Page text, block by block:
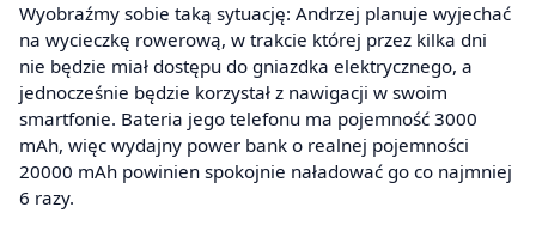
Wyobraźmy sobie taką sytuację: Andrzej planuje wyjechać
na wycieczkę rowerową, w trakcie której przez kilka dni
nie będzie miał dostępu do gniazdka elektrycznego, a
jednocześnie będzie korzystał z nawigacji w swoim
smartfonie. Bateria jego telefonu ma pojemność 3000
mAh, więc wydajny power bank o realnej pojemności
20000 mAh powinien spokojnie naładować go co najmniej
6 razy.